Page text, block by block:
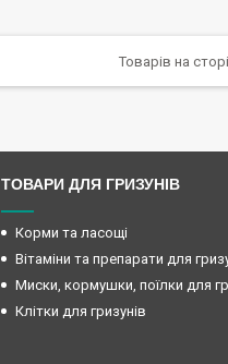
ТОВАРИ ДЛЯ ГРИЗУНІВ
Корми та ласощі
Вітаміни та препарати для
Миски, кормушки, поїлки для
Клітки для гризунів